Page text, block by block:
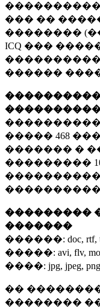
����������
��� ��
��������
ICQ ���
������
����� 468
������� �
���������
���������
�������
������: doc, rtf,
�����: avi, flv,
����: jpg, jpeg,
��
��������